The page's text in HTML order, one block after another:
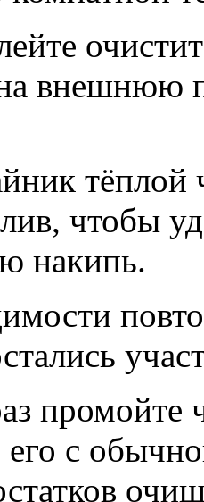
внешнюю
тёплой
чтобы
накипь.
промойте
с